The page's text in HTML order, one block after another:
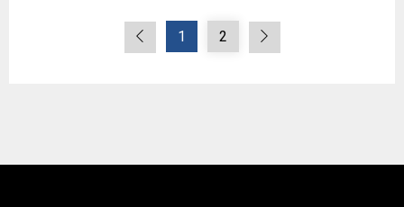
1 2